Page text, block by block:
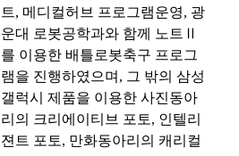
트, 메디컬허브 프로그램운영, 광
운대 로봇공학과와 함께 노트Ⅱ
를 이용한 배틀로봇축구 프로그
램을 진행하였으며, 그 밖의 삼성
갤럭시 제품을 이용한 사진동아
리의 크리에이티브 포토, 인텔리
젼트 포토, 만화동아리의 캐리컬